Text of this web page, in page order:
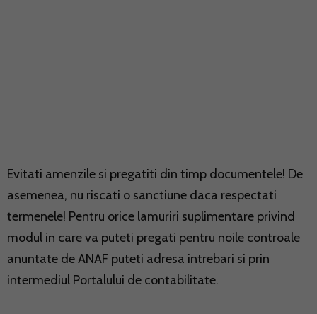
Evitati amenzile si pregatiti din timp documentele! De
asemenea, nu riscati o sanctiune daca respectati
termenele! Pentru orice lamuriri suplimentare privind
modul in care va puteti pregati pentru noile controale
anuntate de ANAF puteti adresa intrebari si prin
intermediul Portalului de contabilitate.